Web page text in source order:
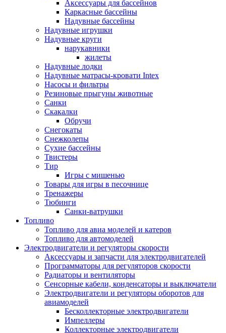
Аксессуары для бассейнов
Каркасные бассейны
Надувные бассейны
Надувные игрушки
Надувные круги
нарукавники
жилеты
Надувные лодки
Надувные матрасы-кровати Intex
Насосы и фильтры
Резиновые прыгуны животные
Санки
Скакалки
Обручи
Снегокаты
Снежколепы
Сухие бассейны
Твистеры
Тир
Игры с мишенью
Товары для игры в песочнице
Тренажеры
Тюбинги
Санки-ватрушки
Топливо
Топливо для авиа моделей и катеров
Топливо для автомоделей
Электродвигатели и регуляторы скорости
Аксессуары и запчасти для электродвигателей
Программаторы для регуляторов скорости
Радиаторы и вентиляторы
Сенсорные кабели, конденсаторы и выключатели
Электродвигатели и регуляторы оборотов для
авиамоделей
Бесколлекторные электродвигатели
Импеллеры
Коллекторные электродвигатели